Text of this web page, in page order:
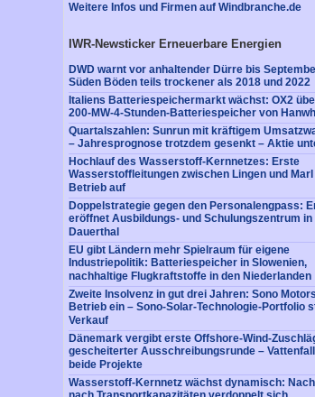
Weitere Infos und Firmen auf Windbranche.de
IWR-Newsticker Erneuerbare Energien
DWD warnt vor anhaltender Dürre bis
Süden Böden teils trockener als 2018 und 2022
Italiens Batteriespeichermarkt wächst: OX2
200-MW-4-Stunden-Batteriespeicher von
Quartalszahlen: Sunrun mit kräftigem
– Jahresprognose trotzdem gesenkt – Aktie
Hochlauf des Wasserstoff-Kernnetzes: Erste
Wasserstoffleitungen zwischen Lingen und
Betrieb auf
Doppelstrategie gegen den Personalengpass:
eröffnet Ausbildungs- und Schulungszentrum in
Dauerthal
EU gibt Ländern mehr Spielraum für eigene
Industriepolitik: Batteriespeicher in Slowenien,
nachhaltige Flugkraftstoffe in den Niederlanden
Zweite Insolvenz in gut drei Jahren: Sono
Betrieb ein – Sono-Solar-Technologie-Portfolio
Verkauf
Dänemark vergibt erste Offshore-Wind-
gescheiterter Ausschreibungsrunde –
beide Projekte
Wasserstoff-Kernnetz wächst dynamisch: